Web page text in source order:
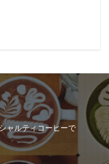
ャルティコーヒーで